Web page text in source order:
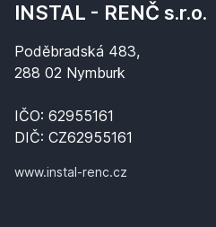
INSTAL - RENČ s.r.o.
Poděbradská 483,
288 02 Nymburk
IČO: 62955161
DIČ: CZ62955161
www.instal-renc.cz